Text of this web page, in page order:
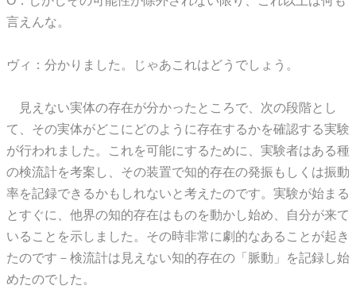
言えんな。
ヴィ：分かりました。じゃあこれはどうでしょう。
見えない実体の存在が分かったところで、次の段階とし
て、その実体がどこにどのように存在するかを確認する実験
が行われました。これを可能にするために、実験者はある種
の検流計を考案し、その装置で知的存在の発振もしくは振動
率を記録できるかもしれないと考えたのです。実験が始まる
とすぐに、他界の知的存在はものを動かし始め、自分が来て
いることを示しました。その時非常に劇的なあることが起き
たのです－検流計は見えない知的存在の「脈動」を記録し始
めたのでした。